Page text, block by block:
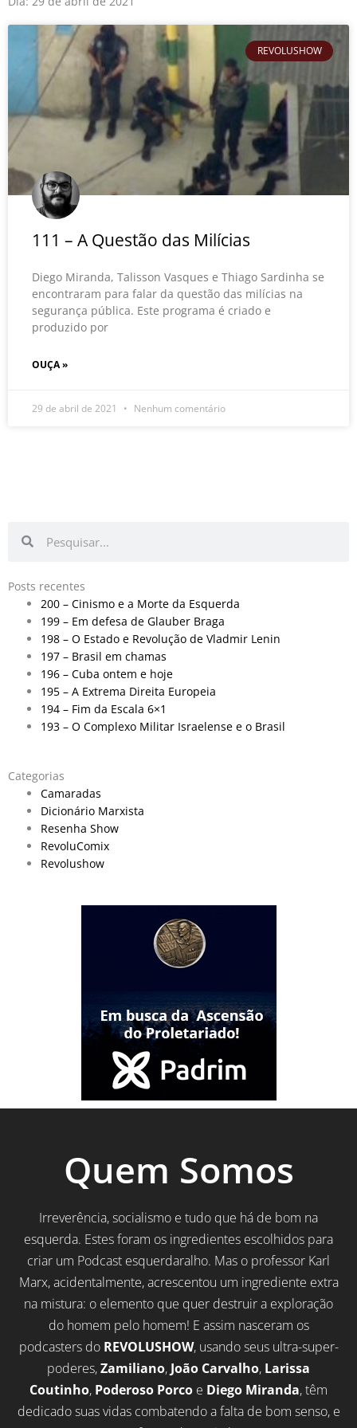
REVOLUSHOW
111 – A Questão das Milícias
Diego Miranda, Talisson Vasques e Thiago Sardinha se
encontraram para falar da questão das milícias na
segurança pública. Este programa é criado e
produzido por
OUÇA »
29 de abril de 2021 Nenhum comentário
Posts recentes
200 – Cinismo e a Morte da Esquerda
199 – Em defesa de Glauber Braga
198 – O Estado e Revolução de Vladmir Lenin
197 – Brasil em chamas
196 – Cuba ontem e hoje
195 – A Extrema Direita Europeia
194 – Fim da Escala 6×1
193 – O Complexo Militar Israelense e o Brasil
Categorias
Camaradas
Dicionário Marxista
Resenha Show
RevoluComix
Revolushow
Quem Somos
Irreverência, socialismo e tudo que há de bom na
esquerda. Estes foram os ingredientes escolhidos para
criar um Podcast esquerdaralho. Mas o professor Karl
Marx, acidentalmente, acrescentou um ingrediente extra
na mistura: o elemento que quer destruir a exploração
do homem pelo homem! E assim nasceram os
podcasters do REVOLUSHOW, usando seus ultra-super-
poderes,Zamiliano, João Carvalho, Larissa
Coutinho, Poderoso Porco e Diego Miranda, têm
dedicado suas vidas combatendo a falta de bom senso, e